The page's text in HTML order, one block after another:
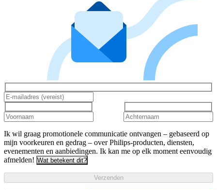
Ik wil graag promotionele communicatie ontvangen – gebaseerd op
mijn voorkeuren en gedrag – over Philips-producten, diensten,
evenementen en aanbiedingen. Ik kan me op elk moment eenvoudig
afmelden! Wat betekent dit?
Verzenden